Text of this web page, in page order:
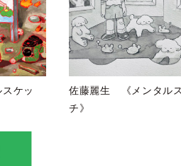
ケッ
佐藤麗生 《メンタル
チ》